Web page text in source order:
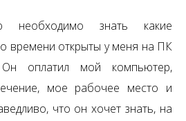
необходимо знать какие
времени открыты у меня на ПК
оплатил мой компьютер,
мое рабочее место и
что он хочет знать, на